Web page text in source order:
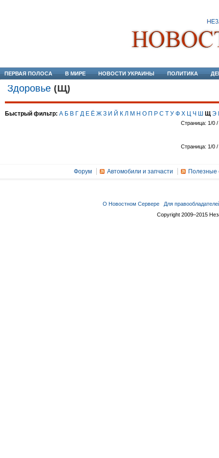
ПЕРВАЯ ПОЛОСА В МИРЕ НОВОСТИ УКРАИНЫ ПОЛИТИКА
Здоровье (Щ)
Быстрый фильтр: А Б В Г Д Е Ё Ж З И Й К Л М Н О П Р С Т У Ф Х Ц Ч Ш Щ Э
Страница: 1/0 /
Страница: 1/0 /
Форум Автомобили и запчасти Полезные
О Новостном Сервере
Для
Copyright 2009–2015